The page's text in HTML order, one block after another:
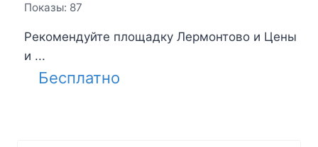
Показы: 87
Рекомендуйте площадку Лермонтово и Цены
и ...
Бесплатно